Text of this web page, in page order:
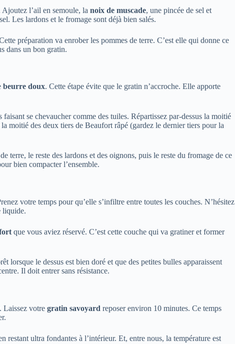
Ajoutez l’ail en semoule, la noix de muscade, une pincée de sel et
Les lardons et le fromage sont déjà bien salés.
préparation va enrober les pommes de terre. C’est elle qui donne ce
dans un bon gratin.
beurre doux. Cette étape évite que le gratin n’accroche. Elle apporte
faisant se chevaucher comme des tuiles. Répartissez par-dessus la moitié
moitié des deux tiers de Beaufort râpé (gardez le dernier tiers pour la
terre, le reste des lardons et des oignons, puis le reste du fromage de ce
bien compacter l’ensemble.
votre temps pour qu’elle s’infiltre entre toutes les couches. N’hésitez
liquide.
que vous aviez réservé. C’est cette couche qui va gratiner et former
lorsque le dessus est bien doré et que des petites bulles apparaissent
Il doit entrer sans résistance.
Laissez votre gratin savoyard reposer environ 10 minutes. Ce temps
restant ultra fondantes à l’intérieur. Et, entre nous, la température est